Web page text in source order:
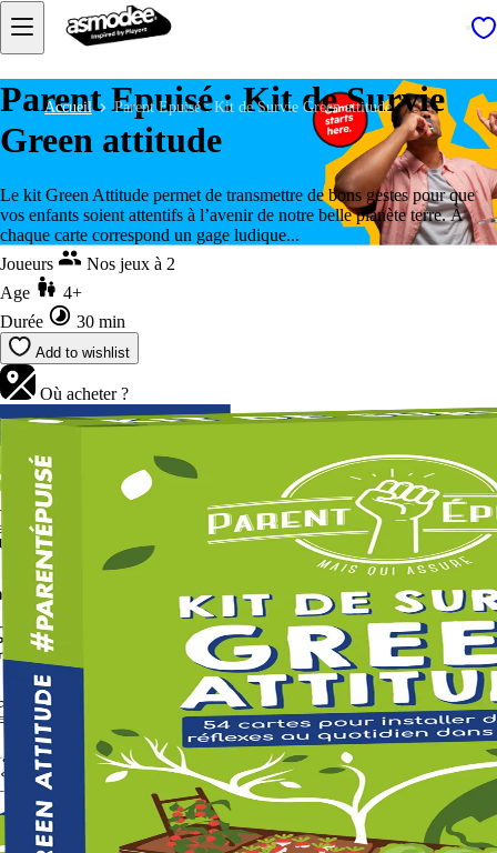
Accueil Parent Epuisé : Kit de Survie Green attitude
Parent Epuisé : Kit de Survie
Green attitude
Le kit Green Attitude permet de transmettre de bons gestes pour que
vos enfants soient attentifs à l’avenir de notre belle planète terre. À
chaque carte correspond un gage ludique...
Joueurs
Nos jeux à 2
Age
4+
Durée
30 min
Add to wishlist
Où acheter ?